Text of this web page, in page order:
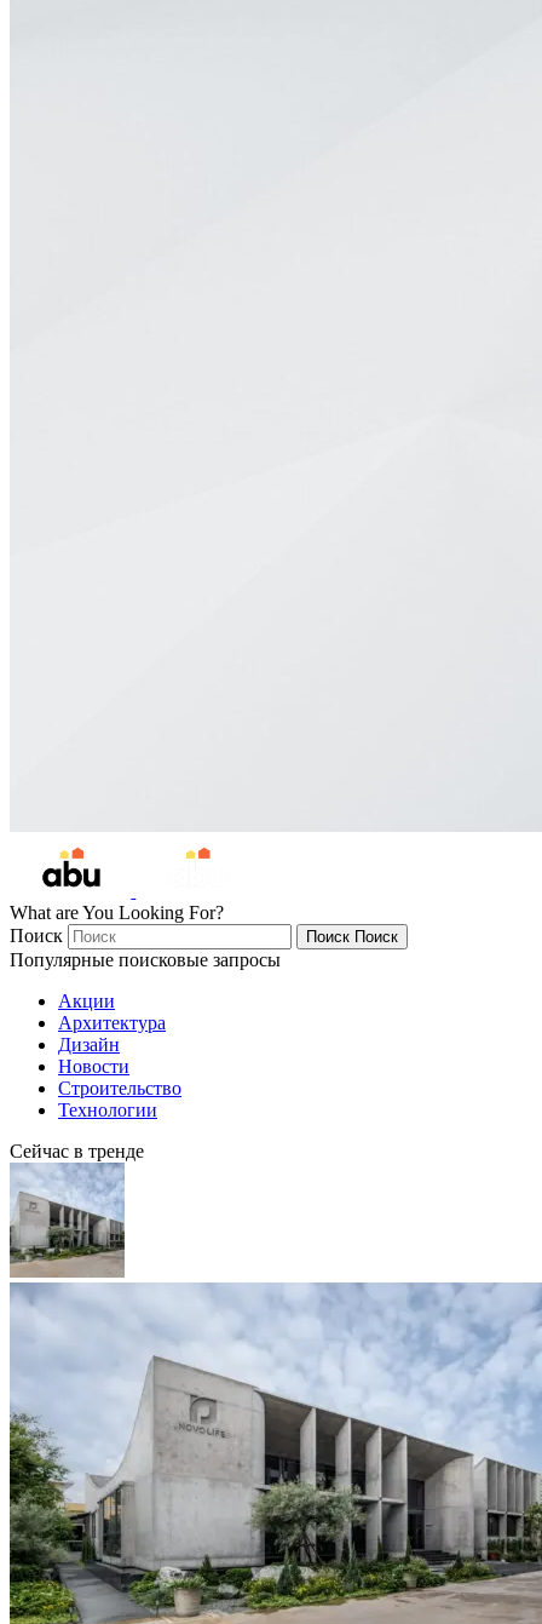
What are You Looking For?
Поиск
Поиск Поиск
Популярные поисковые запросы
Акции
Архитектура
Дизайн
Новости
Строительство
Технологии
Сейчас в тренде